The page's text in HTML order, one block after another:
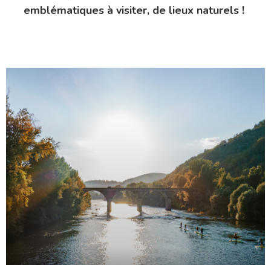
emblématiques à visiter, de lieux naturels !